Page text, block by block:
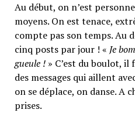
Au début, on n’est
moyens. On est tenace,
compte pas son temps. Au
cinq posts par jour ! « Je
gueule !» C’est du boulot, il
des messages qui aillent
on se déplace, on danse. A
prises.